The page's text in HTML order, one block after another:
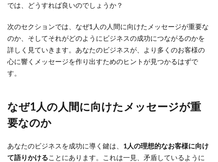
では、どうすれば良いのでしょうか？
次のセクションでは、なぜ1人の人間に向けたメッセージが重要な
のか、そしてそれがどのようにビジネスの成功につながるのかを
詳しく見ていきます。あなたのビジネスが、より多くのお客様の
心に響くメッセージを作り出すためのヒントが見つかるはずで
す。
なぜ1人の人間に向けたメッセージが重
要なのか
あなたのビジネスを成功に導く鍵は、 1人の理想的なお客様に向け
て語りかけることにあります。これは一見、矛盾しているように